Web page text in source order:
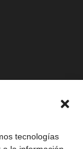
tecnologías